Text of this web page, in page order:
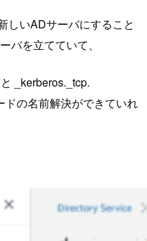
しいADサーバにすること
バを立てていて、
_kerberos._tcp.
の名前解決ができていれ